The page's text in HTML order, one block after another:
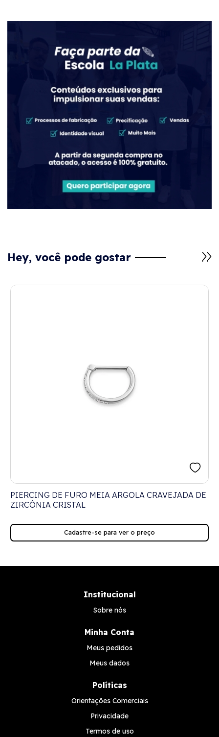
Hey, você pode gostar
PIERCING DE FURO MEIA ARGOLA CRAVEJADA DE
ZIRCÔNIA CRISTAL
Cadastre-se para ver o preço
Institucional
Sobre nós
Minha Conta
Meus pedidos
Meus dados
Políticas
Orientações Comerciais
Privacidade
Termos de uso